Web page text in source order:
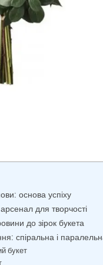
основа успіху
для творчості
до зірок букета
спіральна і
букет